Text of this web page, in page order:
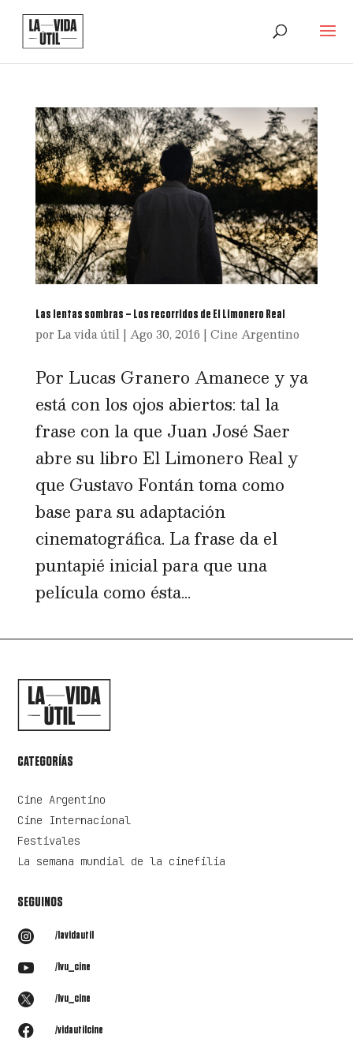
Las lentas sombras – Los recorridos de El Limonero Real
por La vida útil| Ago 30, 2016 | Cine Argentino
Por Lucas Granero Amanece y ya
está con los ojos abiertos: tal la
frase con la que Juan José Saer
abre su libro El Limonero Real y
que Gustavo Fontán toma como
base para su adaptación
cinematográfica. La frase da el
puntapié inicial para que una
película como ésta...
CATEGORÍAS
Cine Argentino
Cine Internacional
Festivales
La semana mundial de la cinefilia
SEGUINOS
 /lavidautil
 /lvu_cine
 /lvu_cine
 /vidautilcine